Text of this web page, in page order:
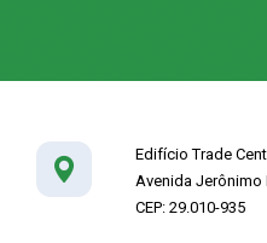
Edifício Trade
Avenida Jerônimo
CEP: 29.010-935